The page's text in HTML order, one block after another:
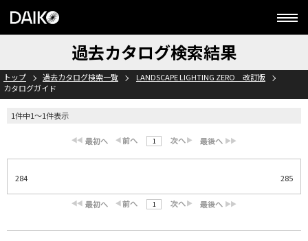
過去カタログ検索結果
トップ 過去カタログ検索一覧
LANDSCAPE LIGHTING ZERO 改訂版
カタログガイド
1件中1～1件表示
1
284 285
1